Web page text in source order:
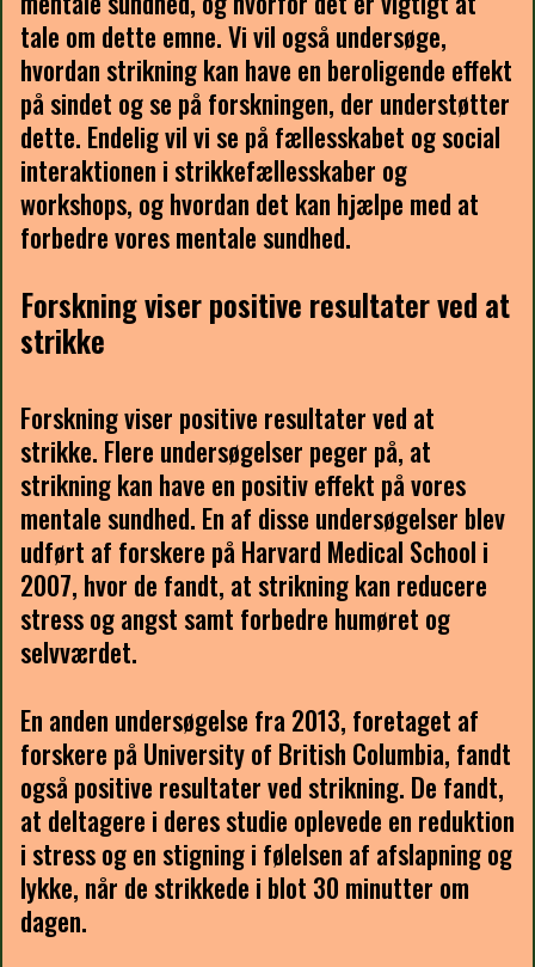
tale om dette emne. Vi vil også undersøge,
hvordan strikning kan have en beroligende effekt
på sindet og se på forskningen, der understøtter
dette. Endelig vil vi se på fællesskabet og social
interaktionen i strikkefællesskaber og
workshops, og hvordan det kan hjælpe med at
forbedre vores mentale sundhed.
Forskning viser positive resultater ved at
strikke
Forskning viser positive resultater ved at
strikke. Flere undersøgelser peger på, at
strikning kan have en positiv effekt på vores
mentale sundhed. En af disse undersøgelser blev
udført af forskere på Harvard Medical School i
2007, hvor de fandt, at strikning kan reducere
stress og angst samt forbedre humøret og
selvværdet.
En anden undersøgelse fra 2013, foretaget af
forskere på University of British Columbia, fandt
også positive resultater ved strikning. De fandt,
at deltagere i deres studie oplevede en reduktion
i stress og en stigning i følelsen af afslapning og
lykke, når de strikkede i blot 30 minutter om
dagen.